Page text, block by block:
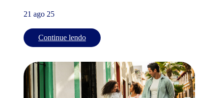
21 ago 25
Continue lendo